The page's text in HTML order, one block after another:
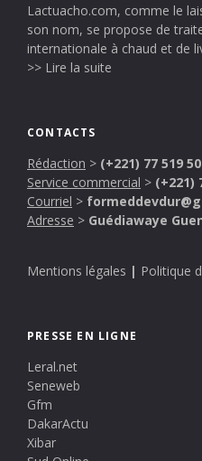
Lactuacho.com, comme le
son nom, se propose de
internationale à chaud et de
>> Lire la suite
CONTACTS
Rédaction > (+221) 77 519
Service commercial > (+221)
Courriel >
Adresse > Guédiawaye
Mentions légales | Politique
PRESSE EN LIGNE
Leral.net
Seneweb
Gfm
DakarActu
Xibar